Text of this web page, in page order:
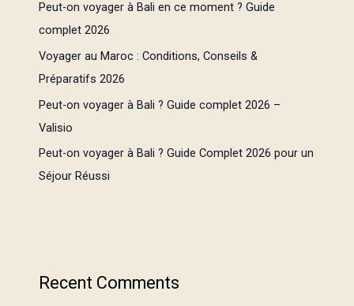
Peut-on voyager à Bali en ce moment ? Guide
complet 2026
Voyager au Maroc : Conditions, Conseils &
Préparatifs 2026
Peut-on voyager à Bali ? Guide complet 2026 –
Valisio
Peut-on voyager à Bali ? Guide Complet 2026 pour un
Séjour Réussi
Recent Comments